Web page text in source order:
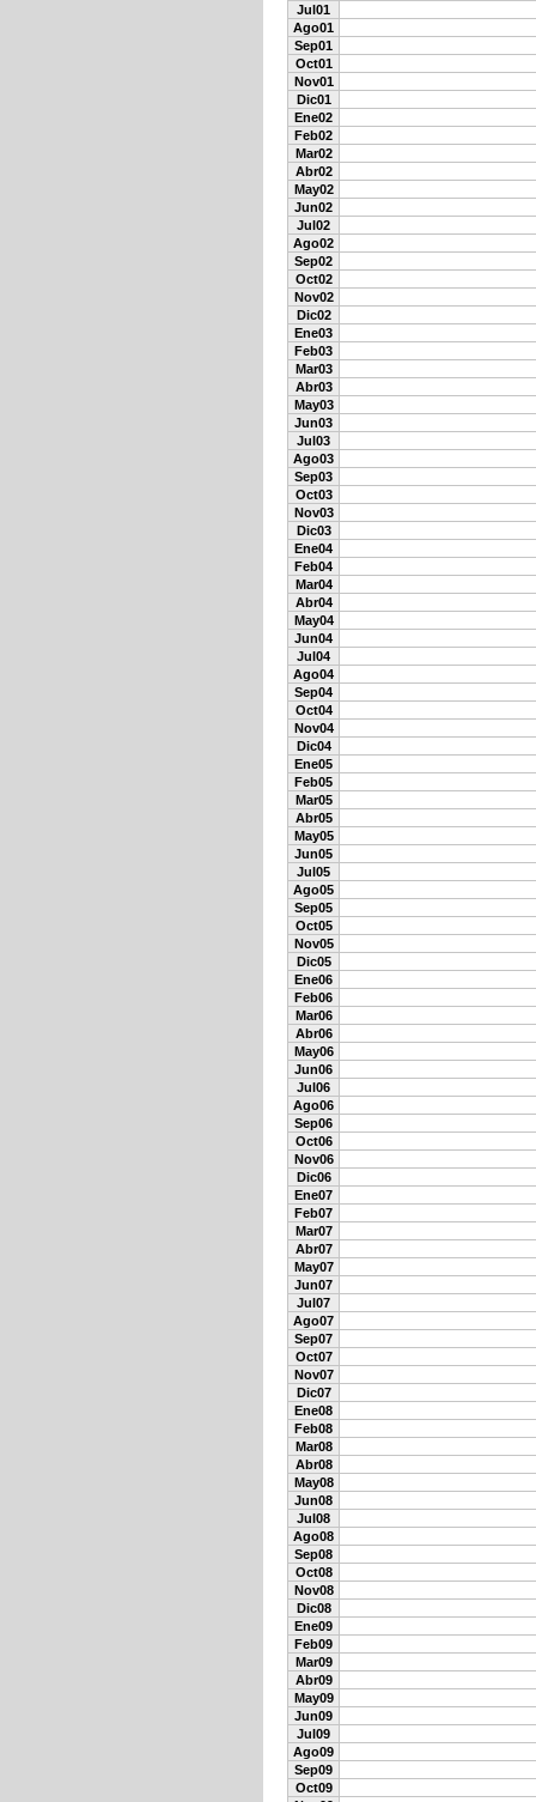
Jul01
Ago01
Sep01
Oct01
Nov01
Dic01
Ene02
Feb02
Mar02
Abr02
May02
Jun02
Jul02
Ago02
Sep02
Oct02
Nov02
Dic02
Ene03
Feb03
Mar03
Abr03
May03
Jun03
Jul03
Ago03
Sep03
Oct03
Nov03
Dic03
Ene04
Feb04
Mar04
Abr04
May04
Jun04
Jul04
Ago04
Sep04
Oct04
Nov04
Dic04
Ene05
Feb05
Mar05
Abr05
May05
Jun05
Jul05
Ago05
Sep05
Oct05
Nov05
Dic05
Ene06
Feb06
Mar06
Abr06
May06
Jun06
Jul06
Ago06
Sep06
Oct06
Nov06
Dic06
Ene07
Feb07
Mar07
Abr07
May07
Jun07
Jul07
Ago07
Sep07
Oct07
Nov07
Dic07
Ene08
Feb08
Mar08
Abr08
May08
Jun08
Jul08
Ago08
Sep08
Oct08
Nov08
Dic08
Ene09
Feb09
Mar09
Abr09
May09
Jun09
Jul09
Ago09
Sep09
Oct09